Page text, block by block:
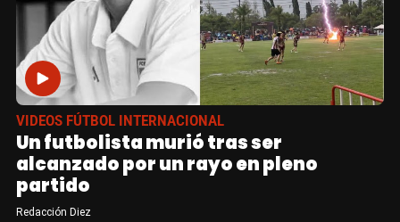
VIDEOS FÚTBOL INTERNACIONAL
Un futbolista murió tras ser
alcanzado por un rayo en pleno
partido
Redacción Diez